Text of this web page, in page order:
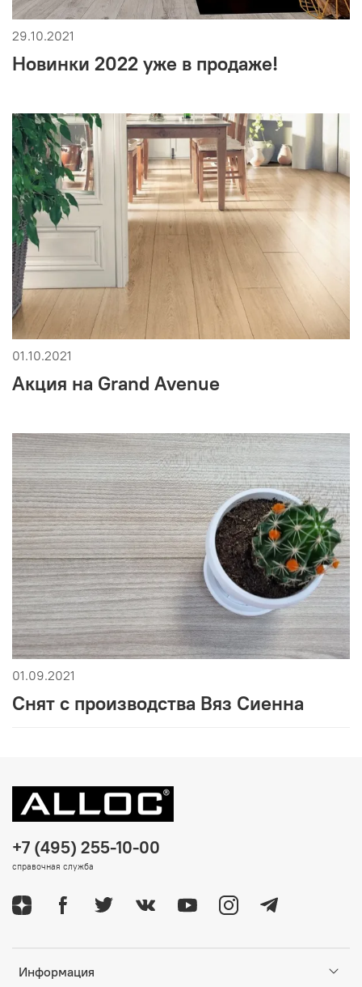
29.10.2021
Новинки 2022 уже в продаже!
01.10.2021
Акция на Grand Avenue
01.09.2021
Снят с производства Вяз Сиенна
Информация
+7 (495) 255-10-00
справочная служба